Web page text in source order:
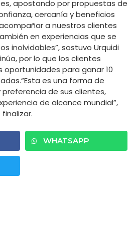
apostando por propuestas de
cercanía y beneficios
a nuestros clientes
en experiencias que se
inolvidables”, sostuvo Urquidi
por lo que los clientes
para ganar 10
es una forma de
de sus clientes,
de alcance mundial”,
WHATSAPP